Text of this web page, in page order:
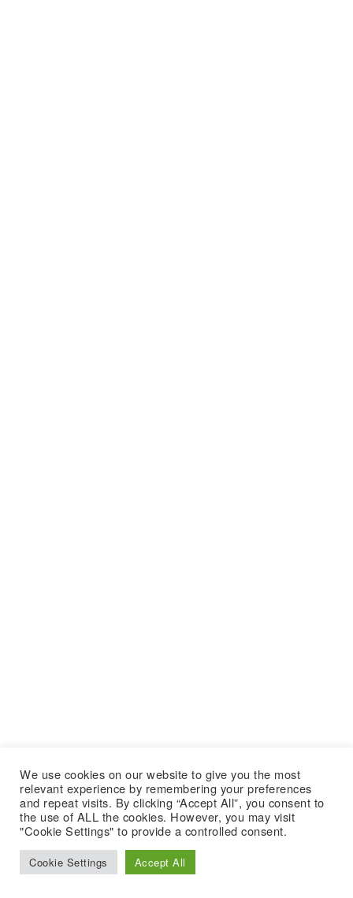
We use cookies on our website to give you the most
relevant experience by remembering your preferences
and repeat visits. By clicking “Accept All”, you consent to
the use of ALL the cookies. However, you may visit
"Cookie Settings" to provide a controlled consent.
Cookie Settings Accept All